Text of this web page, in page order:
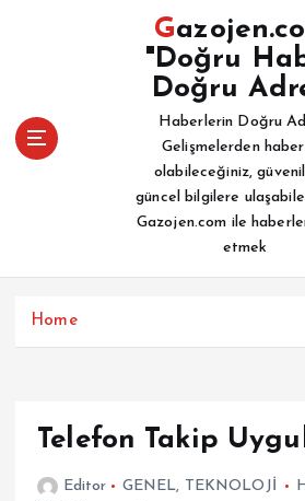
Gazojen.com:
"Doğru
Doğru
Haberlerin Doğru
Gelişmelerden
olabileceğiniz,
güncel bilgilere
Gazojen.com ile
etmek
Home
Telefon Takip
Editor GENEL, TEKNOLOJİ